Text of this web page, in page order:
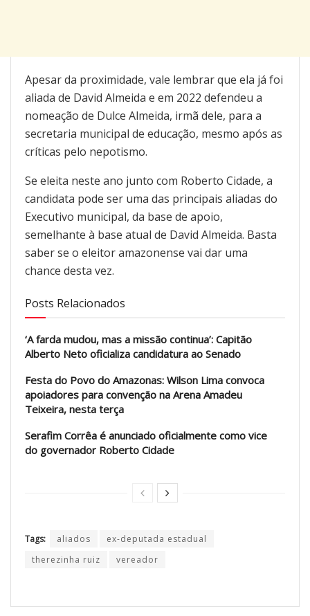
Apesar da proximidade, vale lembrar que ela já foi
aliada de David Almeida e em 2022 defendeu a
nomeação de Dulce Almeida, irmã dele, para a
secretaria municipal de educação, mesmo após as
críticas pelo nepotismo.
Se eleita neste ano junto com Roberto Cidade, a
candidata pode ser uma das principais aliadas do
Executivo municipal, da base de apoio,
semelhante à base atual de David Almeida. Basta
saber se o eleitor amazonense vai dar uma
chance desta vez.
Posts Relacionados
‘A farda mudou, mas a missão continua’: Capitão
Alberto Neto oficializa candidatura ao Senado
Festa do Povo do Amazonas: Wilson Lima convoca
apoiadores para convenção na Arena Amadeu
Teixeira, nesta terça
Serafim Corrêa é anunciado oficialmente como vice
do governador Roberto Cidade
Tags: aliados
ex-deputada estadual
therezinha ruiz
vereador